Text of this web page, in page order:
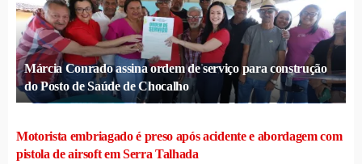
Márcia Conrado assina ordem de serviço para construção
do Posto de Saúde de Chocalho
Motorista embriagado é preso após acidente e abordagem com
pistola de airsoft em Serra Talhada